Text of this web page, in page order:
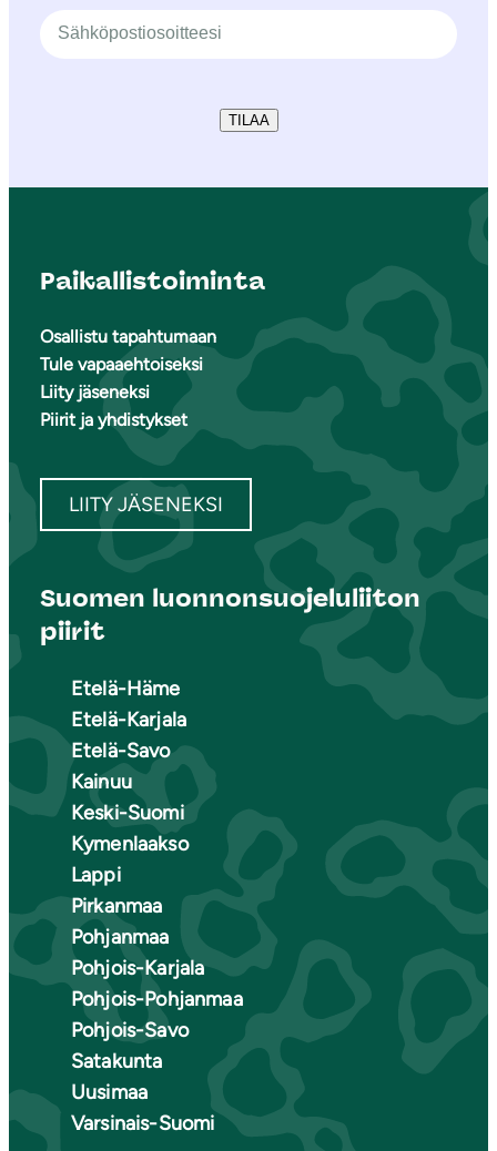
TILAA
Paikallistoiminta
Osallistu tapahtumaan
Tule vapaaehtoiseksi
Liity jäseneksi
Piirit ja yhdistykset
LIITY JÄSENEKSI
Suomen luonnonsuojeluliiton
piirit
Etelä-Häme
Etelä-Karjala
Etelä-Savo
Kainuu
Keski-Suomi
Kymenlaakso
Lappi
Pirkanmaa
Pohjanmaa
Pohjois-Karjala
Pohjois-Pohjanmaa
Pohjois-Savo
Satakunta
Uusimaa
Varsinais-Suomi